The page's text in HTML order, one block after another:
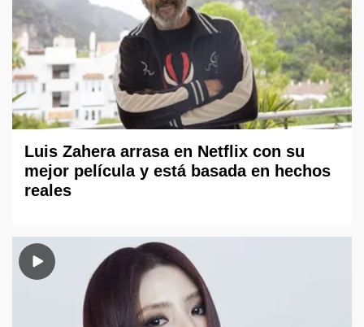
Luis Zahera arrasa en Netflix con su
mejor película y está basada en hechos
reales